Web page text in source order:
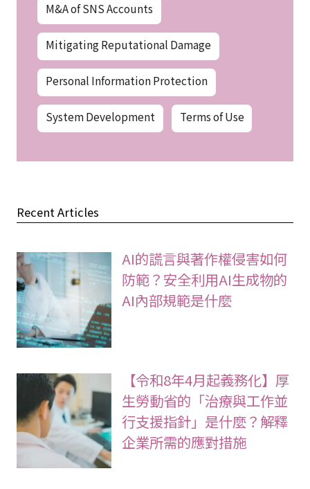
M&A of SNS Accounts
Mitigating Reputational Damage
Personal Information Protection
System Development Terms of Use
Recent Articles
AI的謊言與著作權侵害如何
防範？安全利用AI生成物的
AI內部規範是什麼
【令和8年4月起義務化】厚
生勞動省的「治療與工作並
行支援指針」是什麼？解釋
企業所需的應對措施